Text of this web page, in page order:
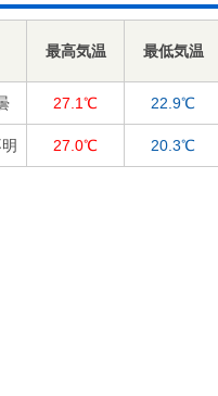
最高気温 最低気温
27.1℃ 22.9℃
27.0℃ 20.3℃